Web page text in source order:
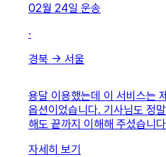
02월 24일 운송
·
경북 → 서울
용달 이용했는데 이 서비스는
옵션이었습니다. 기사님도 정
해도 끝까지 이해해 주셨습니
자세히 보기